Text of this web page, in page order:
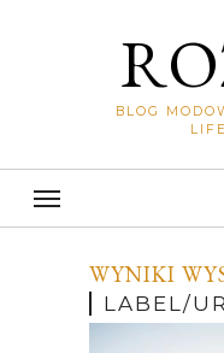
BLOG
WYNIKI
LABEL/